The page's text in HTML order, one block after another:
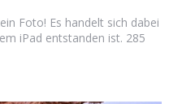
Foto! Es handelt sich dabei
iPad entstanden ist. 285